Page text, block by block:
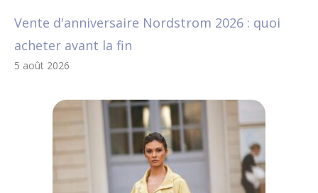
Vente d'anniversaire Nordstrom 2026 : quoi
acheter avant la fin
5 août 2026